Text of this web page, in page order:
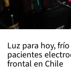
Luz para hoy,
pacientes
frontal en Chile